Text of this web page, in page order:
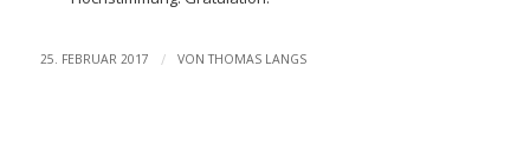
25. FEBRUAR 2017 / VONTHOMAS LANGS